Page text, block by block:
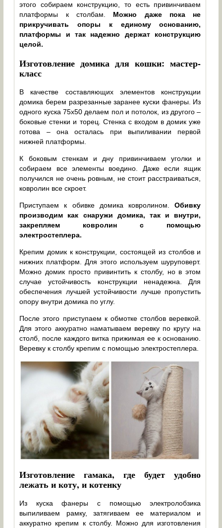
этого собираем конструкцию, то есть привинчиваем
платформы к столбам. Можно даже пока не
прикручивать опоры к единому основанию,
платформы и так надежно держат конструкцию
целой.
Изготовление домика для кошки: мастер-
класс
В качестве составляющих элементов конструкции
домика берем разрезанные заранее куски фанеры. Из
одного куска 75х50 делаем пол и потолок, из другого –
боковые стенки и торец. Стенка с входом в домик уже
готова – она осталась при выпиливании первой
нижней платформы.
К боковым стенкам и дну привинчиваем уголки и
собираем все элементы воедино. Даже если ящик
получился не очень ровным, не стоит расстраиваться,
ковролин все скроет.
Приступаем к обивке домика ковролином.Обивку
производим как снаружи домика, так и внутри,
закрепляем ковролин с помощью
электростеплера.
Крепим домик к конструкции, состоящей из столбов и
нижних платформ. Для этого используем шуруповерт.
Можно домик просто привинтить к столбу, но в этом
случае устойчивость конструкции ненадежна. Для
обеспечения лучшей устойчивости лучше пропустить
опору внутри домика по углу.
После этого приступаем к обмотке столбов веревкой.
Для этого аккуратно наматываем веревку по кругу на
столб, после каждого витка прижимая ее к основанию.
Веревку к столбу крепим с помощью электростеплера.
Изготовление гамака, где будет удобно
лежать и коту, и котенку
Из куска фанеры с помощью электролобзика
выпиливаем рамку, затягиваем ее материалом и
аккуратно крепим к столбу. Можно для изготовления